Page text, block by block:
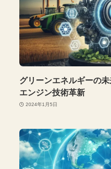
グリーンエネルギーの
エンジン技術革新
2024年1月5日